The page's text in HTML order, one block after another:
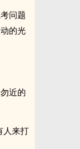
问题
的光
近的
人来打